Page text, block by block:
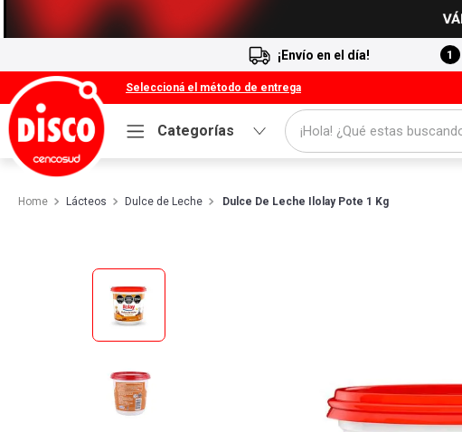
¡Envío en el día!
Seleccioná el método de entrega
Categorías
¡Hola! ¿Qué estas buscando?
Lácteos Dulce de Leche Dulce De Leche Ilolay Pote 1 Kg
1.
Cafe